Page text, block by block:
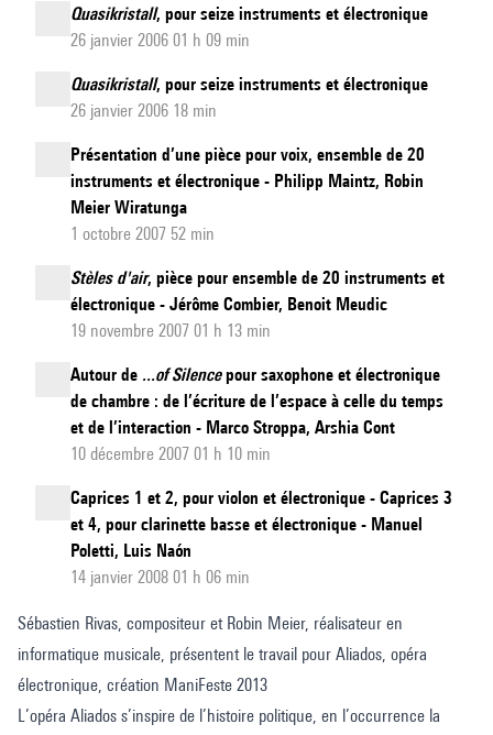
Quasikristall, pour seize instruments et électronique
26 janvier 2006 01 h 09 min
Quasikristall, pour seize instruments et électronique
26 janvier 2006 18 min
Présentation d’une pièce pour voix, ensemble de 20
instruments et électronique - Philipp Maintz, Robin
Meier Wiratunga
1 octobre 2007 52 min
Stèles d'air, pièce pour ensemble de 20 instruments et
électronique - Jérôme Combier, Benoit Meudic
19 novembre 2007 01 h 13 min
Autour de ...of Silencepour saxophone et électronique
de chambre : de l’écriture de l’espace à celle du temps
et de l’interaction - Marco Stroppa, Arshia Cont
10 décembre 2007 01 h 10 min
Caprices 1 et 2, pour violon et électronique - Caprices 3
et 4, pour clarinette basse et électronique - Manuel
Poletti, Luis Naón
14 janvier 2008 01 h 06 min
Sébastien Rivas, compositeur et Robin Meier, réalisateur en
informatique musicale, présentent le travail pour Aliados, opéra
électronique, création ManiFeste 2013
L’opéra Aliados s’inspire de l’histoire politique, en l’occurrence la